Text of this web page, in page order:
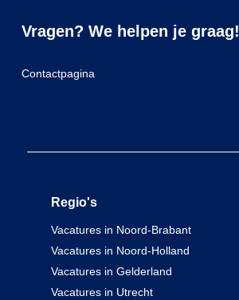
Vragen? We helpen je graag!
Contactpagina
Regio's
Vacatures in Noord-Brabant
Vacatures in Noord-Holland
Vacatures in Gelderland
Vacatures in Utrecht